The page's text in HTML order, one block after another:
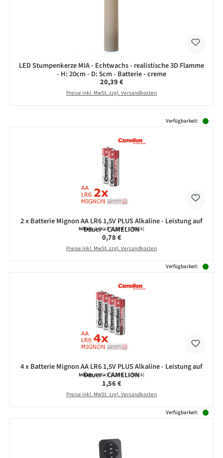
LED Stumpenkerze MIA - Echtwachs - realistische 3D Flamme
- H: 20cm - D: 5cm - Batterie - creme
Regulärer Preis:
20,39 €
Preise inkl. MwSt. zzgl. Versandkosten
Verfügbarkeit:
2 x Batterie Mignon AA LR6 1,5V PLUS Alkaline - Leistung auf
Dauer - CAMELION
Inhalt:2 Stück(0,39 € / 1 Stück)
Regulärer Preis:
0,78 €
Preise inkl. MwSt. zzgl. Versandkosten
Verfügbarkeit:
4 x Batterie Mignon AA LR6 1,5V PLUS Alkaline - Leistung auf
Dauer - CAMELION
Inhalt:4 Stück(0,39 € / 1 Stück)
Regulärer Preis:
1,56 €
Preise inkl. MwSt. zzgl. Versandkosten
Verfügbarkeit: